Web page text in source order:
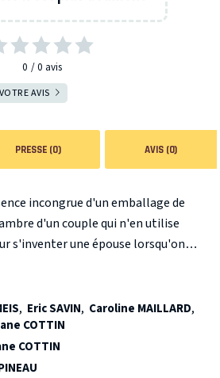
0 0 avis
VOTRE AVIS
PRESSE (0) AVIS (0)
incongrue d'un emballage de
d'un couple qui n'en utilise
s'inventer une épouse lorsqu'on
veut séduire une jeune femme qui
par les hommes mariés, il faut
croire à votre nouvelle conquête
duplex que vous gardez
faut toujours mentir. Pour Serge,
va entraîner de nouvelles
, Eric SAVIN, Caroline MAILLARD,
COTTIN
COTTIN